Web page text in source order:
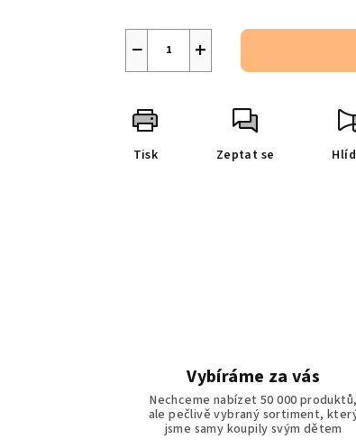
+
−
Tisk Zeptat se
Vybíráme za vás
Nechceme nabízet 50 000 produktů,
ale pečlivě vybraný sortiment,
jsme samy koupily svým dětem